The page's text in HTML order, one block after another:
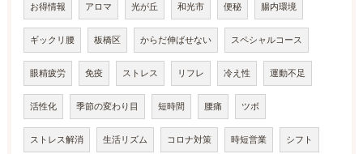
お得情報 アロマ 光が丘 和光市 便秘 腸内環境
ギックリ腰 板橋区 からだ伸ばせない スペシャルコース
眼精疲労 免疫 ストレス リフレ 冷え性 運動不足
活性化 季節の変わり目 短時間 腰痛 ツボ
ストレス解消 生活リズム コロナ対策 時短営業 シフト